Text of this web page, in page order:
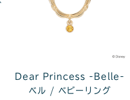
Dear Princess -Belle-
ベル / ベビーリング